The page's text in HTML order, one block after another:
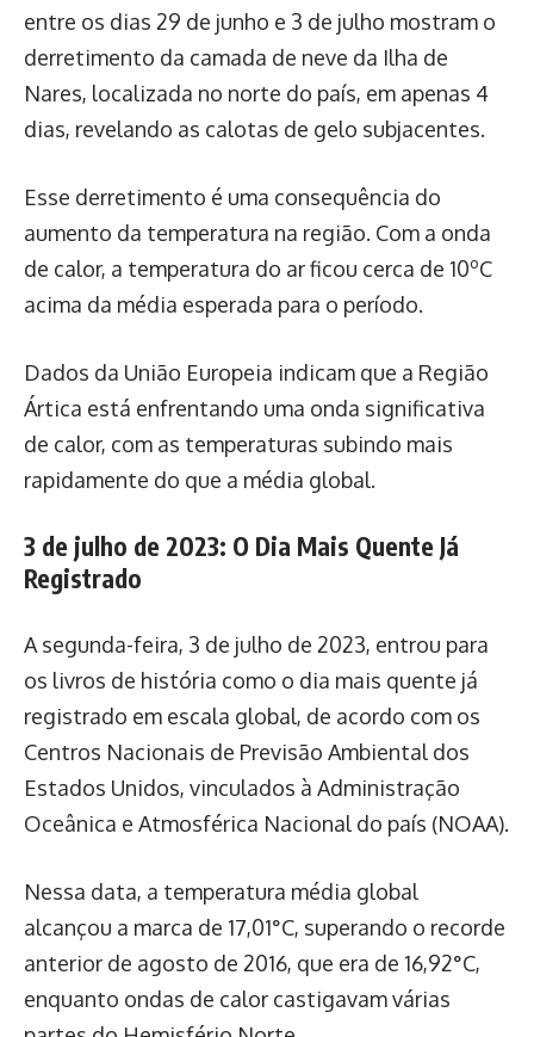
entre os dias 29 de junho e 3 de julho mostram o
derretimento da camada de neve da Ilha de
Nares, localizada no norte do país, em apenas 4
dias, revelando as calotas de gelo subjacentes.
Esse derretimento é uma consequência do
aumento da temperatura na região. Com a onda
de calor, a temperatura do ar ficou cerca de 10ºC
acima da média esperada para o período.
Dados da União Europeia indicam que a Região
Ártica está enfrentando uma onda significativa
de calor, com as temperaturas subindo mais
rapidamente do que a média global.
3 de julho de 2023: O Dia Mais Quente Já
Registrado
A segunda-feira, 3 de julho de 2023, entrou para
os livros de história como o dia mais quente já
registrado em escala global, de acordo com os
Centros Nacionais de Previsão Ambiental dos
Estados Unidos, vinculados à Administração
Oceânica e Atmosférica Nacional do país (NOAA).
Nessa data, a temperatura média global
alcançou a marca de 17,01°C, superando o recorde
anterior de agosto de 2016, que era de 16,92°C,
enquanto ondas de calor castigavam várias